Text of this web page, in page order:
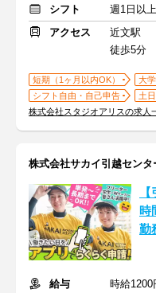
シフト
週1日以
アクセス
近文駅
徒歩5分
短期（1ヶ月以内OK） 大
シフト自由・自己申告
土
株式会社スタジオアリスの求人
株式会社サカイ引越センタ
時
勤
給与
時給1200